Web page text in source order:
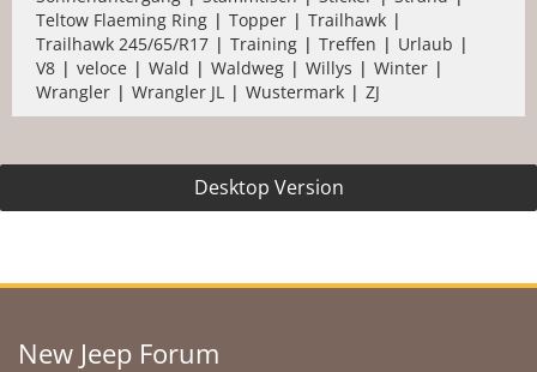
Teltow Flaeming Ring
Topper
Trailhawk
Trailhawk 245/65/R17
Training Treffen
Urlaub
V8
veloce Wald Waldweg Willys
Winter
Wrangler
Wrangler JL Wustermark ZJ
Desktop Version
New Jeep Forum